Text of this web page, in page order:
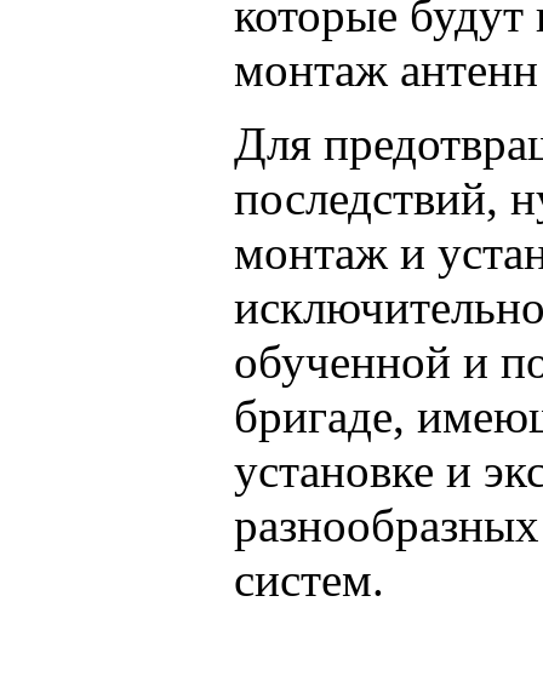
которые будут
монтаж
Для
последствий,
монтаж и
обученной и
бригаде,
установке и
систем.